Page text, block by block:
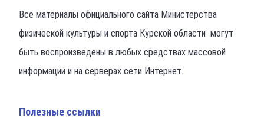
Все материалы официального сайта Министерства
физической культуры и спорта Курской области могут
быть воспроизведены в любых средствах массовой
информации и на серверах сети Интернет.
Полезные ссылки